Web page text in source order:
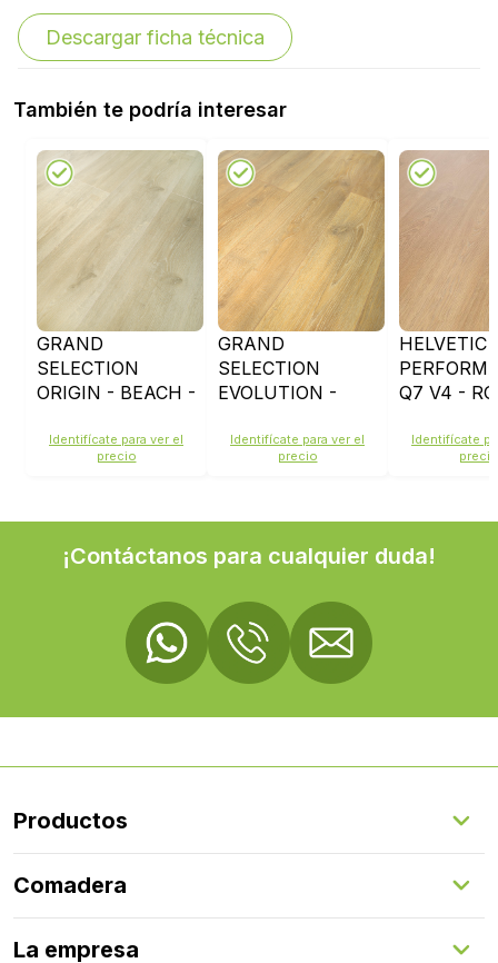
Descargar ficha técnica
También te podría interesar
GRAND
SELECTION
ORIGIN - BEACH -
Identifícate para ver el
precio
GRAND
SELECTION
EVOLUTION -
D4515
Identifícate para ver el
precio
HELVETIC
Q7 V4 -
3033CN
Identifícate
precio
¡Contáctanos para cualquier duda!
Productos
Suelos Exteriores
Revestimientos Exteriores
Revestimientos Interiores
Comadera
Gestión de servicios
La empresa